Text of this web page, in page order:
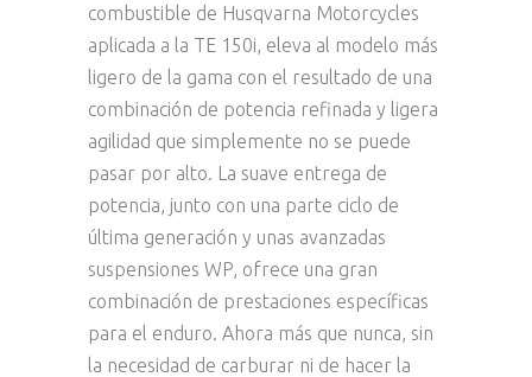
combustible de Husqvarna Motorcycles
aplicada a la TE 150i, eleva al modelo más
ligero de la gama con el resultado de una
combinación de potencia refinada y ligera
agilidad que simplemente no se puede
pasar por alto. La suave entrega de
potencia, junto con una parte ciclo de
última generación y unas avanzadas
suspensiones WP, ofrece una gran
combinación de prestaciones específicas
para el enduro. Ahora más que nunca, sin
la necesidad de carburar ni de hacer la